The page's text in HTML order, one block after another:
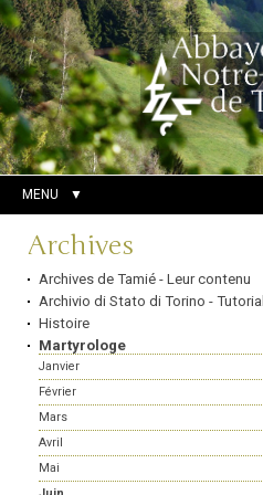
Aller
au
contenu.
|
Aller
à
la
navigation
Outils
personnels
Chercher par
Recherche
avancée…
MENU
Navigation
Archives
Archives de Tamié - Leur contenu
Archivio di Stato di Torino - Tutorial
Histoire
Martyrologe
Janvier
Février
Mars
Avril
Mai